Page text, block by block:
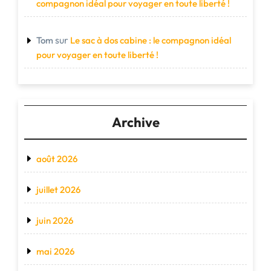
compagnon idéal pour voyager en toute liberté !
Tom sur Le sac à dos cabine : le compagnon idéal
pour voyager en toute liberté !
Archive
août 2026
juillet 2026
juin 2026
mai 2026